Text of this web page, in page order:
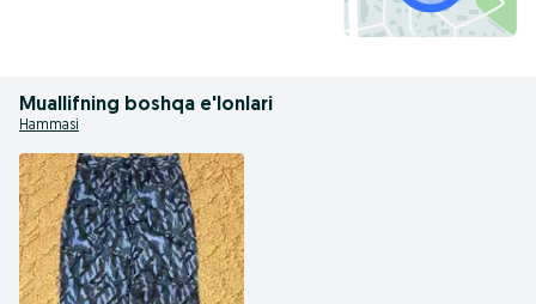
Muallifning boshqa e'lonlari
Hammasi